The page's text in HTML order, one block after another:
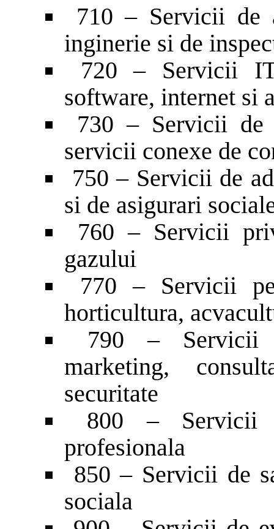
710 – Servicii de
inginerie si de
720 – Servicii
software, internet si
730 – Servicii de
servicii conexe de
750 – Servicii de
si de asigurari
760 – Servicii
gazului
770 – Servicii
horticultura,
790 – Servicii
marketing,
securitate
800 – Servicii
profesionala
850 – Servicii de
sociala